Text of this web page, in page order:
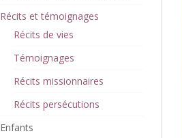
Récits et témoignages
Récits de vies
Témoignages
Récits missionnaires
Récits persécutions
Enfants